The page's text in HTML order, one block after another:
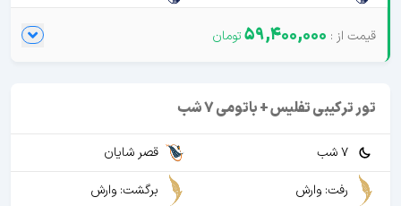
59,400,000
تور ترکیبی تفلیس + باتومی 7 شب
7 شب
قصر شایان
رفت: وارش
برگشت: وارش